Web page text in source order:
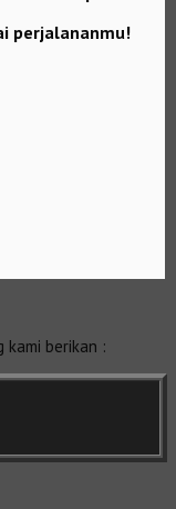
perjalananmu!
kami berikan :